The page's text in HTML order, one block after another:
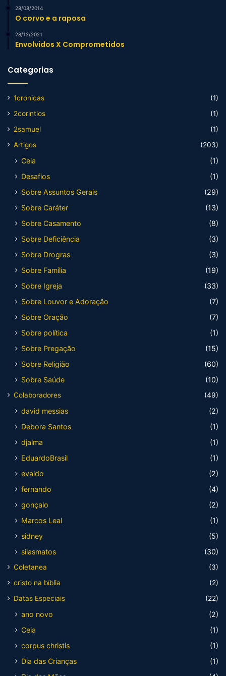
28/08/2014
O corvo e a raposa
28/12/2021
Envolvidos X Comprometidos
Categorias
1cronicas
(1)
2corintios
(1)
2samuel
(1)
Artigos
(203)
Ceia
(1)
Desafios
(1)
Sobre Assuntos Gerais
(29)
Sobre Caráter
(13)
Sobre Casamento
(8)
Sobre Deficiência
(3)
Sobre Drogras
(3)
Sobre Família
(19)
Sobre Igreja
(33)
Sobre Louvor e Adoração
(7)
Sobre Oração
(7)
Sobre política
(1)
Sobre Pregação
(15)
Sobre Religião
(60)
Sobre Saúde
(10)
Colaboradores (49)
david messias
(2)
Debora Santos
(1)
djalma
(1)
EduardoBrasil
(1)
evaldo
(2)
fernando
(4)
gonçalo
(2)
Marcos Leal
(1)
sidney
(5)
silasmatos
(30)
Coletanea
(3)
cristo na bíblia
(2)
Datas Especiais
(22)
ano novo
(2)
Ceia
(1)
corpus christis
(1)
Dia das Crianças
(1)